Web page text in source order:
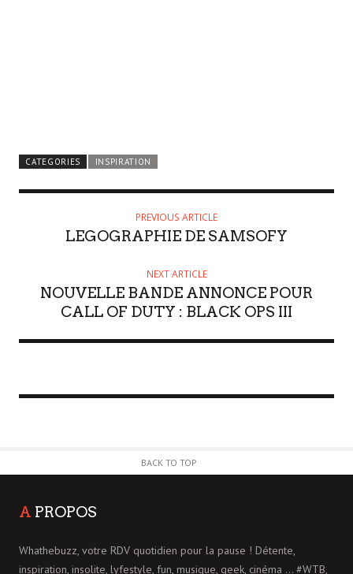
CATEGORIES INSPIRATION
PREVIOUS ARTICLE
LEGOGRAPHIE DE SAMSOFY
NEXT ARTICLE
NOUVELLE BANDE ANNONCE POUR
CALL OF DUTY : BLACK OPS III
BACK TO TOP
A PROPOS
Whathebuzz, votre RDV quotidien pour la pause ! Détente,
inspiration, insolite, lyfestyle, fun, musique, geek, cinéma ... #WTB,